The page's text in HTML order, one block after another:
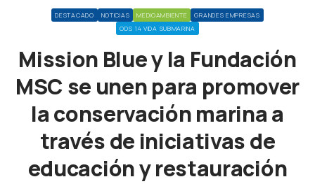
DESTACADO NOTICIAS MEDIOAMBIENTE
GRANDES EMPRESAS
ODS 14 VIDA SUBMARINA
Mission Blue y la Fundación
MSC se unen para promover
la conservación marina a
través de iniciativas de
educación y restauración